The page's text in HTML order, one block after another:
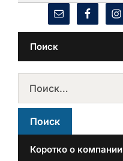
Поиск
Коротко о компании